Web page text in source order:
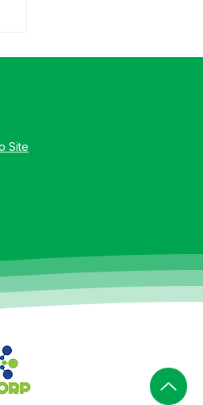
Site